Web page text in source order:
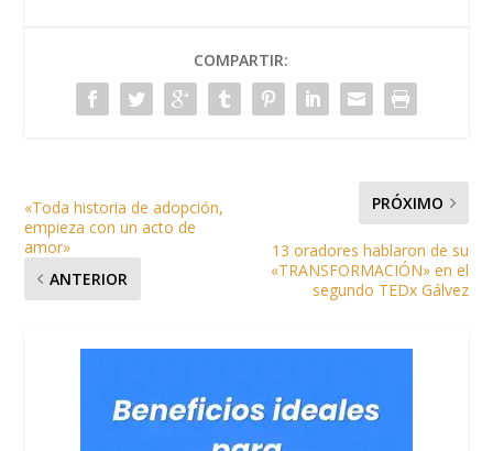
COMPARTIR:
«Toda historia de adopción,
empieza con un acto de
amor»
ANTERIOR
PRÓXIMO
13 oradores hablaron de su
«TRANSFORMACIÓN» en el
segundo TEDx Gálvez